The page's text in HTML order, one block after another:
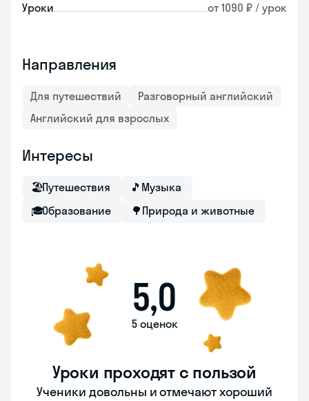
Уроки от 1090 ₽ / урок
Направления
Для путешествий
Разговорный английский
Английский для взрослых
Интересы
🏖Путешествия 🎵 Музыка
🎓Образование 🌳 Природа и животные
5,0
5 оценок
Уроки проходят с пользой
Ученики довольны и отмечают хороший